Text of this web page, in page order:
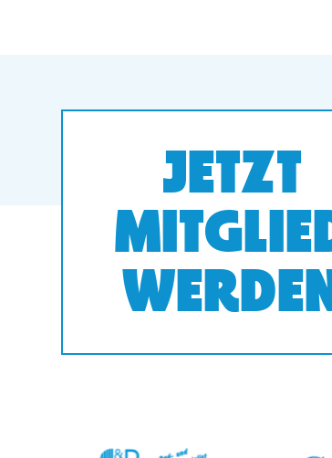
JETZT